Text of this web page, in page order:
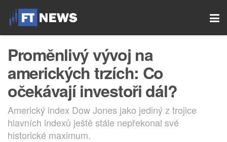
Proměnlivý vývoj na
amerických trzích: Co
očekávají investoři dál?
Americký index Dow Jones jako jediný z trojice
hlavních indexů ještě stále nepřekonal své
historické maximum.